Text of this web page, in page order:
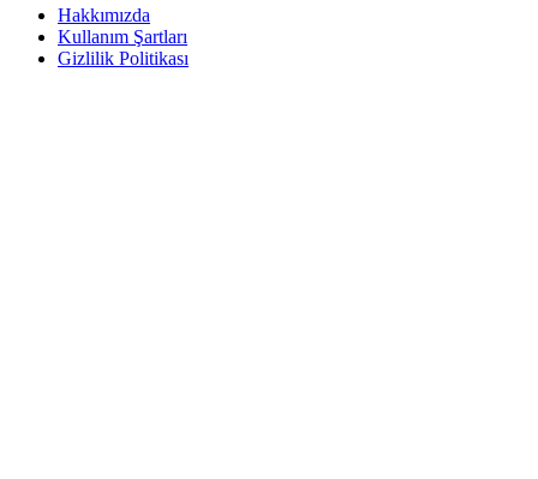
Hakkımızda
Kullanım Şartları
Gizlilik Politikası